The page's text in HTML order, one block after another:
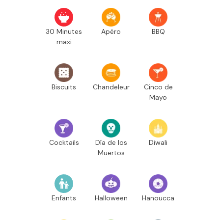
30 Minutes
maxi
Apéro BBQ
Biscuits Chandeleur
Cinco de
Mayo
Cocktails
Día de los
Muertos
Diwali
Enfants Halloween Hanoucca